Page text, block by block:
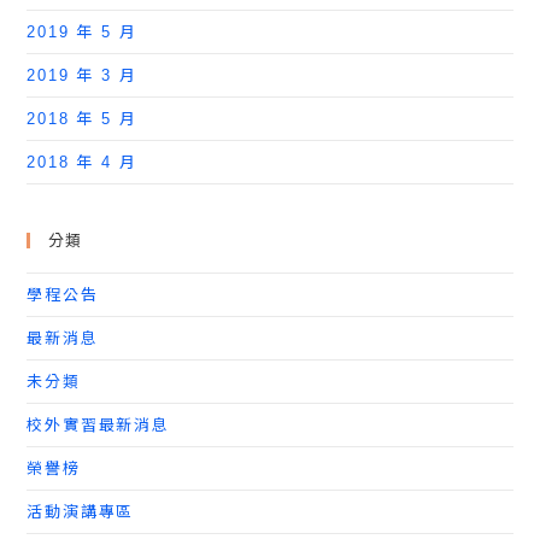
2019 年 5 月
2019 年 3 月
2018 年 5 月
2018 年 4 月
分類
學程公告
最新消息
未分類
校外實習最新消息
榮譽榜
活動演講專區